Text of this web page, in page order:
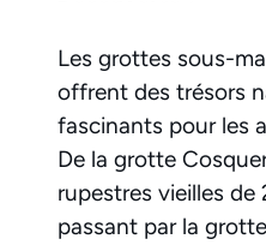
Les grottes sous-
offrent des trésors
fascinants pour les
De la grotte
rupestres vieilles de
passant par la